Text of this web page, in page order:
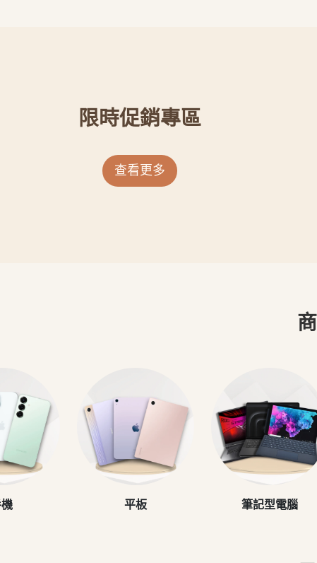
限時促銷專區
查看更多
平板 筆記型電腦